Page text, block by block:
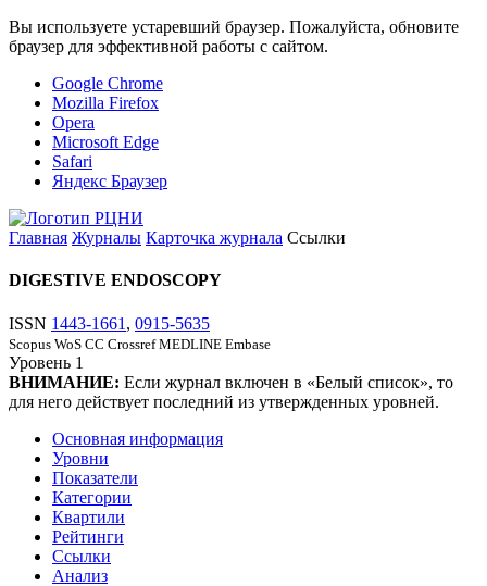
Вы используете устаревший браузер. Пожалуйста, обновите
браузер для эффективной работы с сайтом.
Google Chrome
Mozilla Firefox
Opera
Microsoft Edge
Safari
Яндекс Браузер
Главная Журналы Карточка журнала Ссылки
DIGESTIVE ENDOSCOPY
ISSN 1443-1661 , 0915-5635
Scopus WoS CC Crossref MEDLINE Embase
Уровень 1
ВНИМАНИЕ: Если журнал включен в «Белый список», то
для него действует последний из утвержденных уровней.
Основная информация
Уровни
Показатели
Категории
Квартили
Рейтинги
Ссылки
Анализ